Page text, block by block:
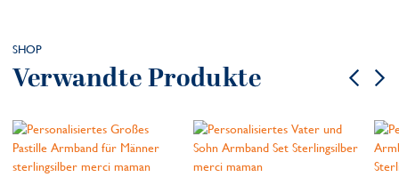
SHOP
Verwandte Produkte